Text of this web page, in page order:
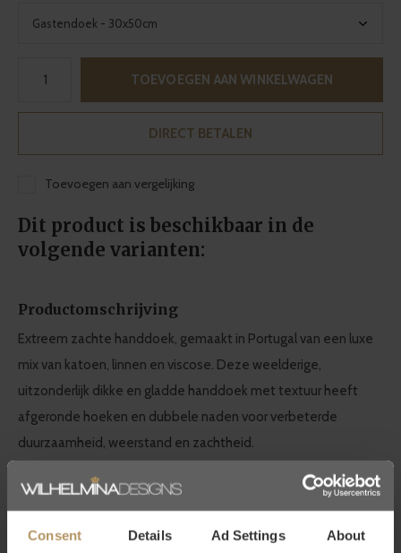
Consent Details Ad Settings About
TOEVOEGEN AAN WINKELWAGEN
DIRECT BETALEN
Toevoegen aan vergelijking
Dit product is beschikbaar in de
volgende varianten:
Productomschrijving
Extreem zachte handdoek, gemaakt in Portugal van een luxe
mix van katoen, linnen en viscose. Deze weelderige,
uitzonderlijk dikke en gladde handdoek met textuur heeft
afgeronde hoeken en dubbele naden voor verbeterde
duurzaamheid, weerstand en zachtheid.
Graccioza badtextiel collectie
Graccioza biedt hoogwaardig badlinnen dat ontworpen wordt